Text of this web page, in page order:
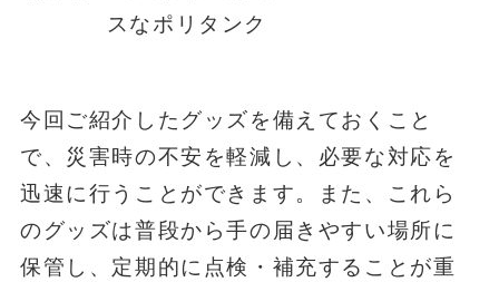
スなポリタンク
今回ご紹介したグッズを備えておくこと
で、災害時の不安を軽減し、必要な対応を
迅速に行うことができます。また、これら
のグッズは普段から手の届きやすい場所に
保管し、定期的に点検・補充することが重